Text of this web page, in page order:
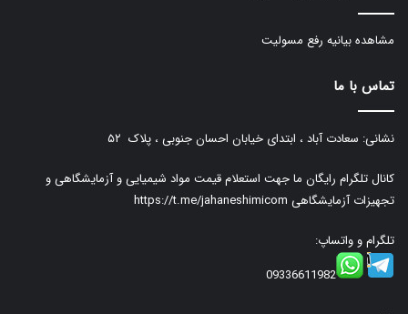
مشاهده بیانیه رفع مسولیت
تماس با ما
نشانی: سعادت آباد ، ابتدای خیابان احسان جنوبی ، پلاک ۵۲
کانال تلگرام رایگان ما جهت استعلام قیمت مواد شیمیایی و آزمایشگاهی و
تجهیزات آزمایشگاهی https://t.me/jahaneshimicom
تلگرام و واتساپ:
09336611982